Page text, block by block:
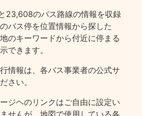
23,608のバス路線の情報を収録
バス停を位置情報から探した
のキーワードから付近に停まる
できます。
情報は、各バス事業者の公式サ
さい。
ジヘのリンクはご自由に設定い
せんが、地図で使用している各